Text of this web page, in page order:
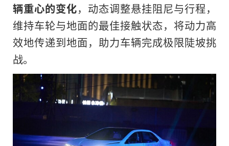
辆重心的变化，动态调整悬挂阻尼与行程，
维持车轮与地面的最佳接触状态，将动力高
效地传递到地面，助力车辆完成极限陡坡挑
战。